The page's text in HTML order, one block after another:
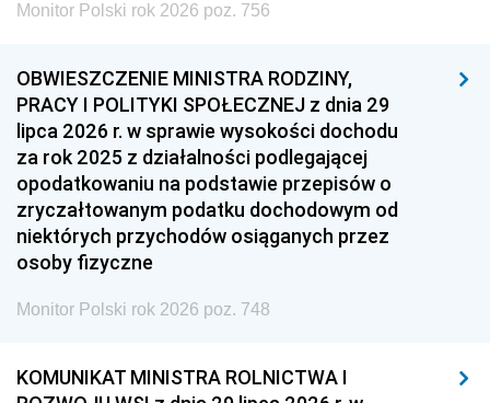
Monitor Polski rok 2026 poz. 756
OBWIESZCZENIE MINISTRA RODZINY,
PRACY I POLITYKI SPOŁECZNEJ z dnia 29
lipca 2026 r. w sprawie wysokości dochodu
za rok 2025 z działalności podlegającej
opodatkowaniu na podstawie przepisów o
zryczałtowanym podatku dochodowym od
niektórych przychodów osiąganych przez
osoby fizyczne
Monitor Polski rok 2026 poz. 748
KOMUNIKAT MINISTRA ROLNICTWA I